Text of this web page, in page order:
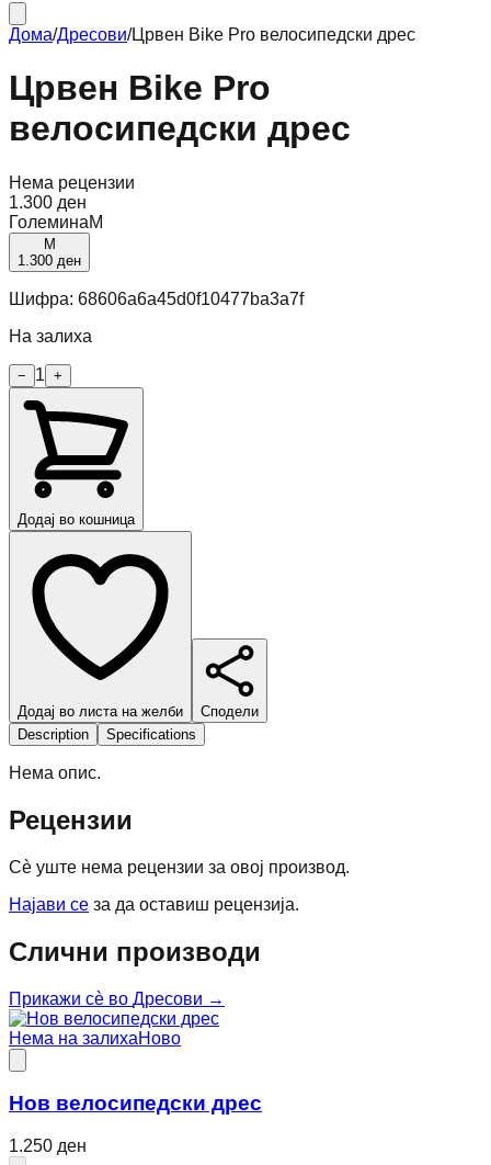
Дома/Дресови/Црвен Bike Pro велосипедски дрес
Црвен Bike Pro
велосипедски дрес
Нема рецензии
1.300 ден
ГолеминаM
M
1.300 ден
Шифра: 68606a6a45d0f10477ba3a7f
На залиха
− 1 +
Додај во кошница
Додај во листа на желби
Сподели
Description
Specifications
Нема опис.
Рецензии
Сè уште нема рецензии за овој производ.
Најави се за да оставиш рецензија.
Слични производи
Прикажи сè во Дресови →
Нема на залихаНово
Нов велосипедски дрес
1.250 ден